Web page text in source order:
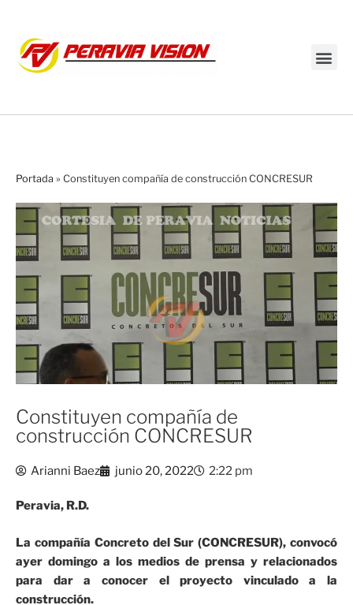
Portada » Constituyen compañía de construcción CONCRESUR
Constituyen compañía de
construcción CONCRESUR
Arianni Baez junio 20, 2022 2:22 pm
Peravia, R.D.
La compañía Concreto del Sur (CONCRESUR), convocó
ayer domingo a los medios de prensa y relacionados
para dar a conocer el proyecto vinculado a la
construcción.